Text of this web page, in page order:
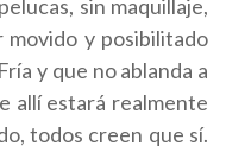
sin maquillaje,
movido y posibilitado
y que no ablanda a
allí estará realmente
todos creen que sí.